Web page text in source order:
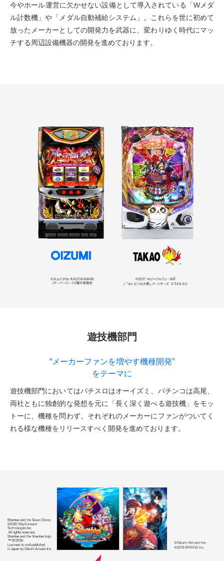
今やホール運営に欠かせない設備として導入されている「Wメダ
ル計数機」や「メダル自動補給システム」。これらを世に初めて
放ったメーカーとしての開発力を武器に、変わりゆく時代にマッ
チする周辺設備機器の開発を進めております。
遊技機部門
“メーカーファンを増やす機種開発”
をテーマに
遊技機部門においてはパチスロはオーイズミ、パチンコは高尾、
両社ともに独創的な発想を元に「長く深く遊べる遊技機」をモッ
トーに、機種を問わず、それぞれのメーカーにファンがついてく
れる様な機種をリリースすべく開発を進めております。